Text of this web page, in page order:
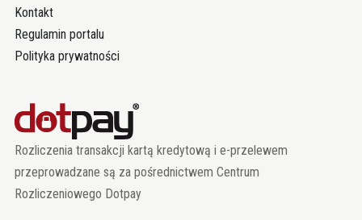
Kontakt
Regulamin portalu
Polityka prywatności
Rozliczenia transakcji kartą kredytową i e-przelewem
przeprowadzane są za pośrednictwem Centrum
Rozliczeniowego Dotpay